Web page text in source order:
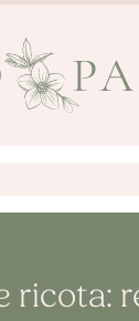
ricota: